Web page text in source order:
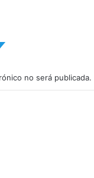
no será publicada.